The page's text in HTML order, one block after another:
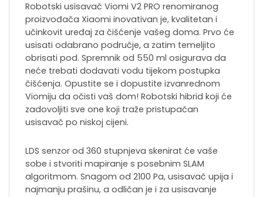
Robotski usisavač Viomi V2 PRO renomiranog
proizvođača Xiaomi inovativan je, kvalitetan i
učinkovit uređaj za čišćenje vašeg doma. Prvo će
usisati odabrano područje, a zatim temeljito
obrisati pod. Spremnik od 550 ml osigurava da
neće trebati dodavati vodu tijekom postupka
čišćenja. Opustite se i dopustite izvanrednom
Viomiju da očisti vaš dom! Robotski hibrid koji će
zadovoljiti sve one koji traže pristupačan
usisavač po niskoj cijeni.
LDS senzor od 360 stupnjeva skenirat će vaše
sobe i stvoriti mapiranje s posebnim SLAM
algoritmom. Snagom od 2100 Pa, usisavač upija i
najmanju prašinu, a odličan je i za usisavanje